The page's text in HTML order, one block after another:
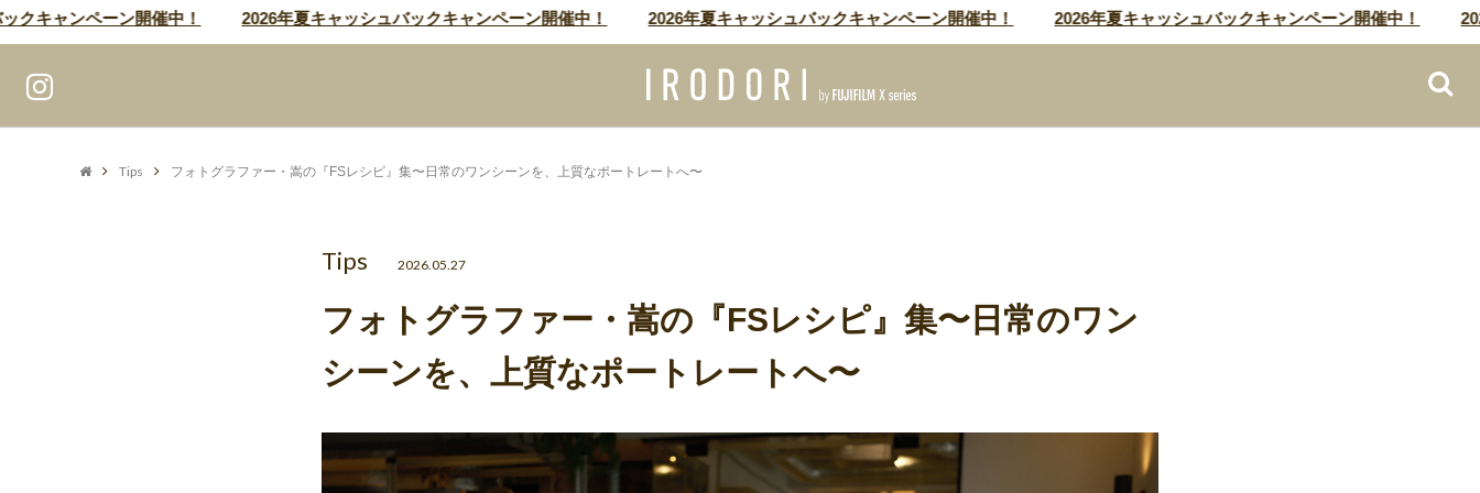
ャンペーン開催中！ 2026年夏キャッシュバックキャンペーン開催中！ 2026年夏キャッシュバックキャンペーン開催中！ 2026年夏キャッシュバックキャンペーン開催中！ 2026
Tips フォトグラファー・嵩の『FSレシピ』集〜日常のワンシーンを、上質なポートレートへ〜
Tips 2026.05.27
フォトグラファー・嵩の『FSレシピ』集〜日常のワン
シーンを、上質なポートレートへ〜